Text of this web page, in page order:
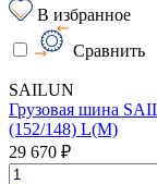
В избранное
Сравнить
SAILUN
Грузовая шина
(152/148) L(M)
29 670 ₽